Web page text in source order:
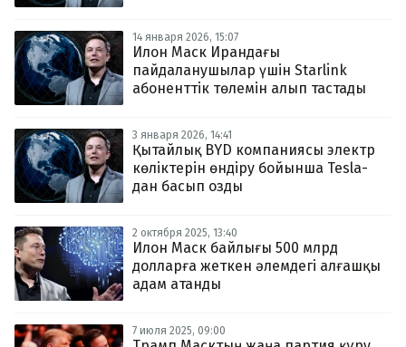
14 января 2026, 15:07
Илон Маск Ирандағы
пайдаланушылар үшін Starlink
абоненттік төлемін алып тастады
3 января 2026, 14:41
Қытайлық BYD компаниясы электр
көліктерін өндіру бойынша Tesla-
дан басып озды
2 октября 2025, 13:40
Илон Маск байлығы 500 млрд
долларға жеткен әлемдегі алғашқы
адам атанды
7 июля 2025, 09:00